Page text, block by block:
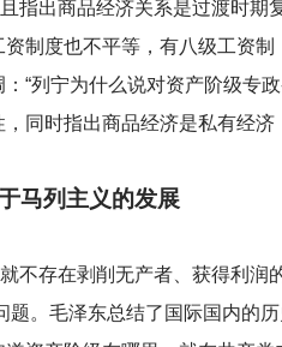
指出商品经济关系是过渡时期
制度也不平等，有八级工资
“列宁为什么说对资产阶级专
同时指出商品经济是私有经济
马列主义的发展
不存在剥削无产者、获得利
。毛泽东总结了国际国内的